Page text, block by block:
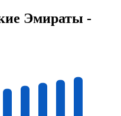
Эмираты -